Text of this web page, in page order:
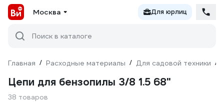
Москва Для юрлиц
Поиск в каталоге
Главная / Расходные материалы / Для садовой техники /
Цепи для бензопилы 3/8 1.5 68"
38 товаров